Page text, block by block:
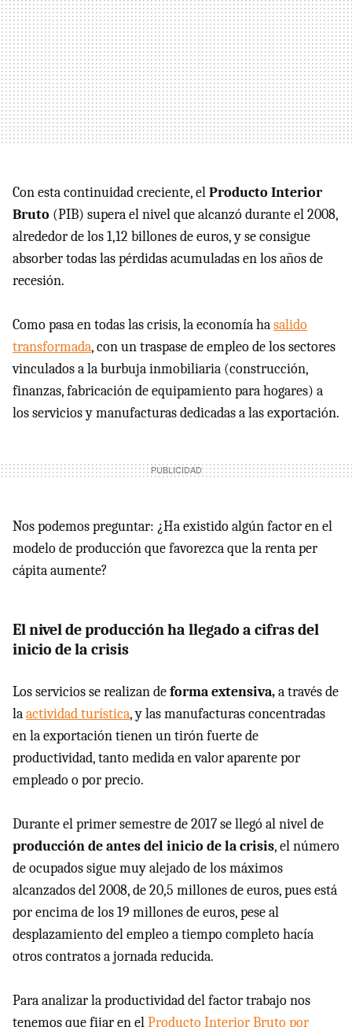
Con esta continuidad creciente, elProducto Interior
Bruto (PIB) supera el nivel que alcanzó durante el 2008,
alrededor de los 1,12 billones de euros, y se consigue
absorber todas las pérdidas acumuladas en los años de
recesión.
Como pasa en todas las crisis, la economía hasalido
transformada, con un traspase de empleo de los sectores
vinculados a la burbuja inmobiliaria (construcción,
finanzas, fabricación de equipamiento para hogares) a
los servicios y manufacturas dedicadas a las exportación.
Nos podemos preguntar: ¿Ha existido algún factor en el
modelo de producción que favorezca que la renta per
cápita aumente?
El nivel de producción ha llegado a cifras del
inicio de la crisis
Los servicios se realizan deforma extensiva,a través de
laactividad turística, y las manufacturas concentradas
en la exportación tienen un tirón fuerte de
productividad, tanto medida en valor aparente por
empleado o por precio.
Durante el primer semestre de 2017 se llegó al nivel de
producción de antes del inicio de la crisis, el número
de ocupados sigue muy alejado de los máximos
alcanzados del 2008, de 20,5 millones de euros, pues está
por encima de los 19 millones de euros, pese al
desplazamiento del empleo a tiempo completo hacía
otros contratos a jornada reducida.
Para analizar la productividad del factor trabajo nos
tenemos que fijar en elProducto Interior Bruto por